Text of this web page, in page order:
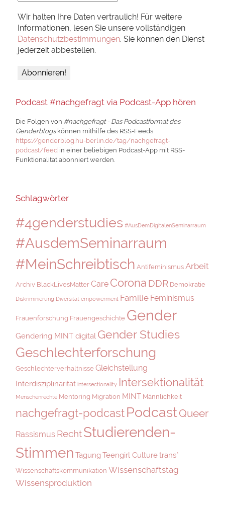
Wir halten Ihre Daten vertraulich! Für weitere
Informationen, lesen Sie unsere vollständigen
Datenschutzbestimmungen. Sie können den Dienst
jederzeit abbestellen.
Podcast #nachgefragt via Podcast-App hören
Die Folgen von #nachgefragt - Das Podcastformat des
Genderblogskönnen mithilfe des RSS-Feeds
https://genderblog.hu-berlin.de/tag/nachgefragt-
podcast/feed in einer beliebigen Podcast-App mit RSS-
Funktionalität abonniert werden.
Schlagwörter
#4genderstudies #AusDemDigitalenSeminarraum
#AusdemSeminarraum
#MeinSchreibtisch Antifeminismus Arbeit
Archiv BlackLivesMatter Care Corona DDR Demokratie
Diskriminierung Diversität empowerment Familie Feminismus
Frauenforschung Frauengeschichte Gender
Gendering MINT digital Gender Studies
Geschlechterforschung
Geschlechterverhältnisse Gleichstellung
Interdisziplinarität intersectionality Intersektionalität
Menschenrechte Mentoring Migration MINT Männlichkeit
nachgefragt-podcastPodcastQueer
Rassismus RechtStudierenden-
Stimmen Tagung Teengirl Culturetrans*
Wissenschaftskommunikation Wissenschaftstag
Wissensproduktion